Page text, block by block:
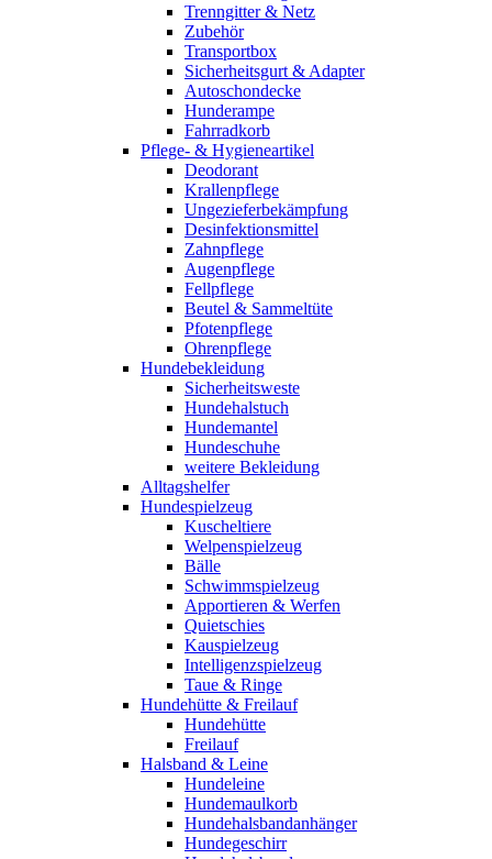
Trenngitter & Netz
Zubehör
Transportbox
Sicherheitsgurt & Adapter
Autoschondecke
Hunderampe
Fahrradkorb
Pflege- & Hygieneartikel
Deodorant
Krallenpflege
Ungezieferbekämpfung
Desinfektionsmittel
Zahnpflege
Augenpflege
Fellpflege
Beutel & Sammeltüte
Pfotenpflege
Ohrenpflege
Hundebekleidung
Sicherheitsweste
Hundehalstuch
Hundemantel
Hundeschuhe
weitere Bekleidung
Alltagshelfer
Hundespielzeug
Kuscheltiere
Welpenspielzeug
Bälle
Schwimmspielzeug
Apportieren & Werfen
Quietschies
Kauspielzeug
Intelligenzspielzeug
Taue & Ringe
Hundehütte & Freilauf
Hundehütte
Freilauf
Halsband & Leine
Hundeleine
Hundemaulkorb
Hundehalsbandanhänger
Hundegeschirr